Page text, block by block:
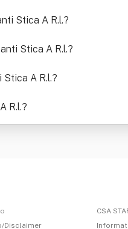
Stica A R.l.?
Stica A R.l.?
A R.l.?
R.l.?
Disclaimer
CSA